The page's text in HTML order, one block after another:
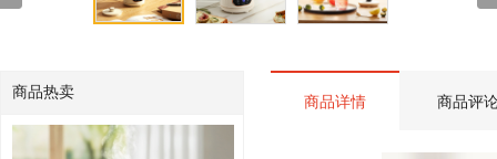
商品热卖
商品详情 商品评